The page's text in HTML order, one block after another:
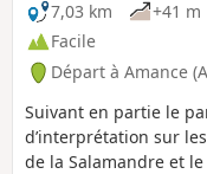
7,03 km
+41 m
Facile
Départ à Amance
Suivant en partie le
d’interprétation sur
de la Salamandre et le